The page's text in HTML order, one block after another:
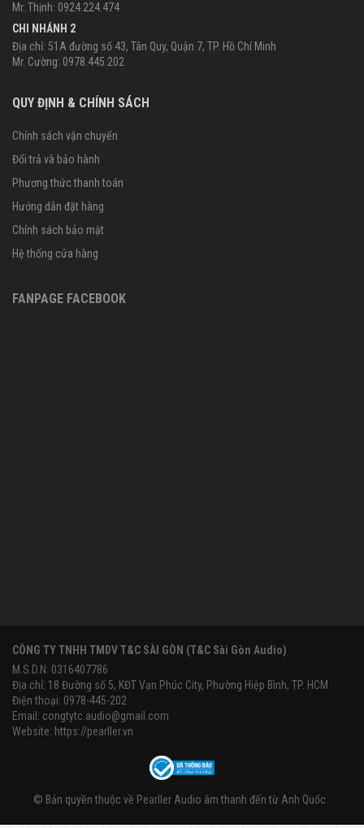
Mr. Thịnh: 0924.224.474
CHI NHÁNH 2
Địa chỉ: 51A đường số 43, Tân Quy, Quận 7, TP. Hồ Chí Minh
Mr. Cường: 0978.445.202
QUY ĐỊNH & CHÍNH SÁCH
Chính sách vận chuyển
Đổi trả và bảo hành
Phương thức thanh toán
Hướng dẫn đặt hàng
Chính sách bảo mật
Hệ thống cửa hàng
FANPAGE FACEBOOK
CÔNG TY TNHH TMDV T&C SÀI GÒN (T&C Sài Gòn Audio)
M.S.D.N: 0316407786
Địa chỉ: 18 Đường số 5, KĐT Vạn Phúc City, Phường Hiệp Bình, TP. HCM
Điện thoại: 0978-445-202
Email: congtytc.audio@gmail.com
Website: https://pearller.vn
© Bản quyền thuộc về Pearller Audio âm thanh đến từ Anh Quốc.